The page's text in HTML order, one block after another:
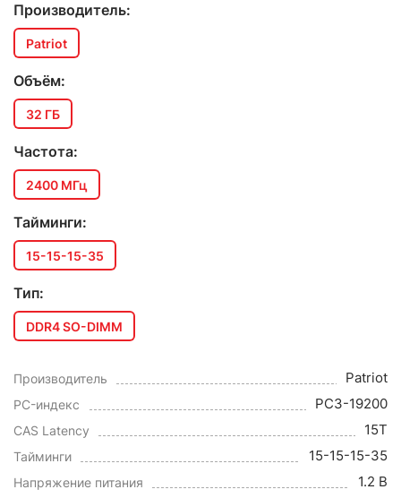
Производитель:
Patriot
Объём:
32 ГБ
Частота:
2400 МГц
Тайминги:
15-15-15-35
Тип:
DDR4 SO-DIMM
Производитель Patriot
PC-индекс PC3-19200
CAS Latency 15T
Тайминги 15-15-15-35
Напряжение питания 1.2 В